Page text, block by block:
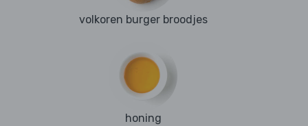
volkoren burger broodjes
honing